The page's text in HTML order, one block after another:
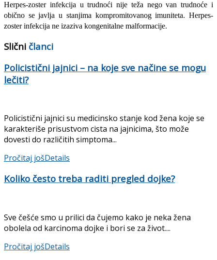
Herpes-zoster infekcija u trudnoći nije teža nego van trudnoće i
obično se javlja u stanjima kompromitovanog imuniteta. Herpes-
zoster infekcija ne izaziva kongenitalne malformacije.
Slični članci
Policistični jajnici – na koje sve načine se mogu
lečiti?
Policistični jajnici su medicinsko stanje kod žena koje se
karakteriše prisustvom cista na jajnicima, što može
dovesti do različitih simptoma...
Pročitaj jošDetails
Koliko često treba raditi pregled dojke?
Sve češće smo u prilici da čujemo kako je neka žena
obolela od karcinoma dojke i bori se za život....
Pročitaj jošDetails